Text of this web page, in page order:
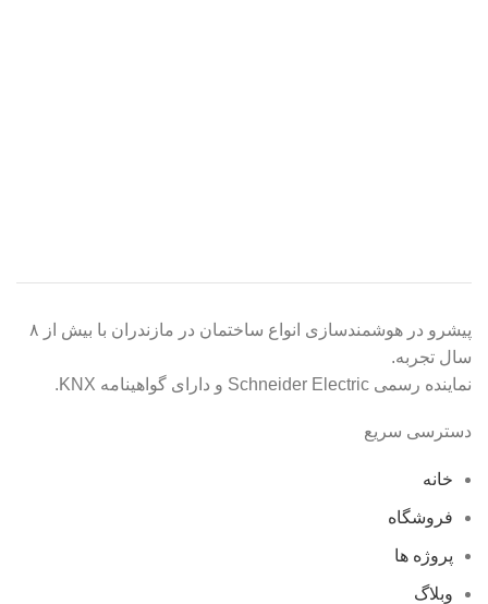
پیشرو در هوشمندسازی انواع ساختمان در مازندران با بیش از ۸
سال تجربه.
نماینده رسمی Schneider Electric و دارای گواهینامه KNX.
دسترسی سریع
خانه
فروشگاه
پروژه ها
وبلاگ